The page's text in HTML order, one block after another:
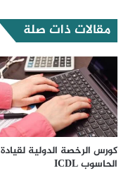
مقالات ذات صلة
كورس الرخصة الدولية لقيادة
الحاسوب ICDL